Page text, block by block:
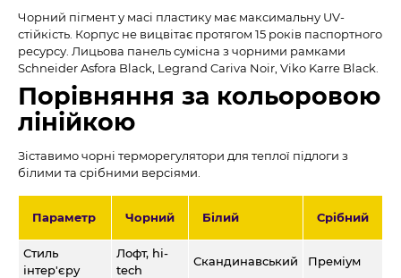
Чорний пігмент у масі пластику має максимальну UV-
стійкість. Корпус не вицвітає протягом 15 років паспортного
ресурсу. Лицьова панель сумісна з чорними рамками
Schneider Asfora Black, Legrand Cariva Noir, Viko Karre Black.
Порівняння за кольоровою
лінійкою
Зіставимо чорні терморегулятори для теплої підлоги з
білими та срібними версіями.
Параметр Чорний Білий Срібний
Стиль
інтер'єру
Лофт, hi-
tech
Скандинавський Преміум